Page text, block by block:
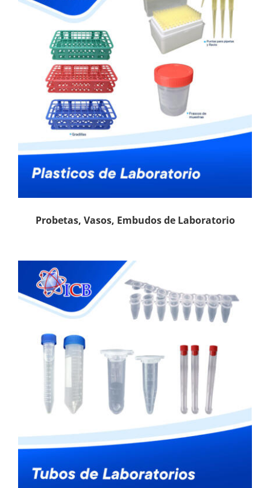
Probetas, Vasos, Embudos de Laboratorio